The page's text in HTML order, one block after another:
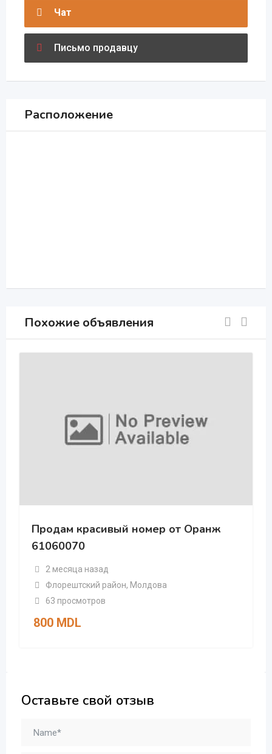
Чат
Письмо продавцу
Расположение
Похожие объявления
Продам красивый номер от Оранж
61060070
2 месяца назад
Флорештский район, Молдова
63 просмотров
800 MDL
Оставьте свой отзыв